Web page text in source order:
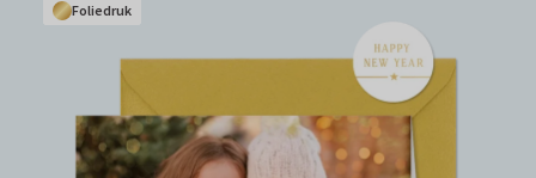
Foliedruk
Foliedruk
Foliedruk
Foliedruk
Foliedruk